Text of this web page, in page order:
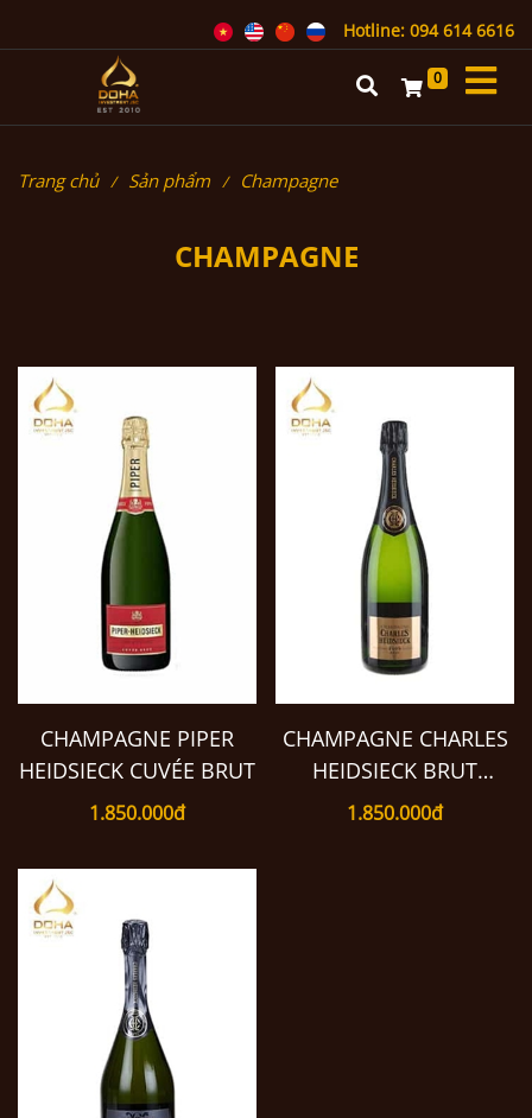
Hotline: 094 614 6616
0
Trang chủ Sản phẩm Champagne
CHAMPAGNE
CHAMPAGNE PIPER
HEIDSIECK CUVÉE BRUT
1.850.000đ
CHAMPAGNE CHARLES
HEIDSIECK BRUT
MILLÉSIMÉ 2006
1.850.000đ